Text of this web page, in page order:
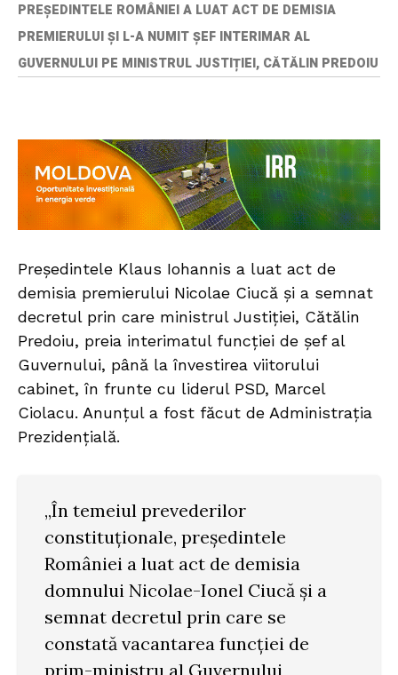
PREȘEDINTELE ROMÂNIEI A LUAT ACT DE DEMISIA
PREMIERULUI ȘI L-A NUMIT ȘEF INTERIMAR AL
GUVERNULUI PE MINISTRUL JUSTIȚIEI, CĂTĂLIN PREDOIU
Preşedintele Klaus Iohannis a luat act de
demisia premierului Nicolae Ciucă şi a semnat
decretul prin care ministrul Justiţiei, Cătălin
Predoiu, preia interimatul funcției de șef al
Guvernului, până la învestirea viitorului
cabinet, în frunte cu liderul PSD, Marcel
Ciolacu. Anunțul a fost făcut de Administraţia
Prezidenţială.
„În temeiul prevederilor
constituţionale, preşedintele
României a luat act de demisia
domnului Nicolae-Ionel Ciucă şi a
semnat decretul prin care se
constată vacantarea funcţiei de
prim-ministru al Guvernului